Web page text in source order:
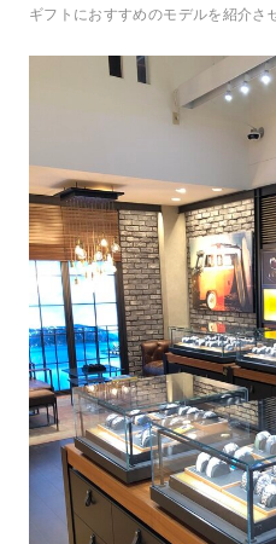
ギフトにおすすめのモデルを紹介さ